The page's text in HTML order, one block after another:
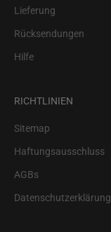
Lieferung
Rücksendungen
Hilfe
RICHTLINIEN
Sitemap
Haftungsausschluss
AGBs
Datenschutzerklärung